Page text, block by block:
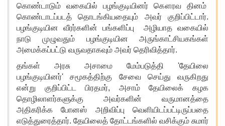
கொண்டாடும் வகையில் பழங்குடியினர் கௌரவ தினம்
கொண்டாடப்படத் தொடங்கியதையும் அவர் குறிப்பிட்டார்.
பழங்குடியின வீரர்களின் பங்களிப்பு அழியாத வகையில்
நாடு முழுவதும் பழங்குடியின அருங்காட்சியகங்கள்
அமைக்கப்பட்டு வருவதாகவும் அவர் தெரிவித்தார்.
தங்கள் அரசு அசாமை மேம்படுத்தி 'தேயிலை
பழங்குடியினர்' சமூகத்திற்கு சேவை செய்து வருகிறது
என்று குறிப்பிட்ட பிரதமர், அசாம் தேயிலைக் கழக
தொழிலாளர்களுக்கு அவர்களின் வருமானத்தை
அதிகரிக்க போனஸ் அறிவிப்பு வெளியிடப்பட்டிருப்பதை
எடுத்துரைத்தார். தேயிலைத் தோட்டங்களில் வசிக்கும் சுமார்